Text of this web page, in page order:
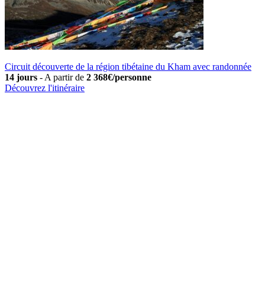
Circuit découverte de la région tibétaine du Kham avec randonnée
14 jours - A partir de 2 368€/personne
Découvrez l'itinéraire